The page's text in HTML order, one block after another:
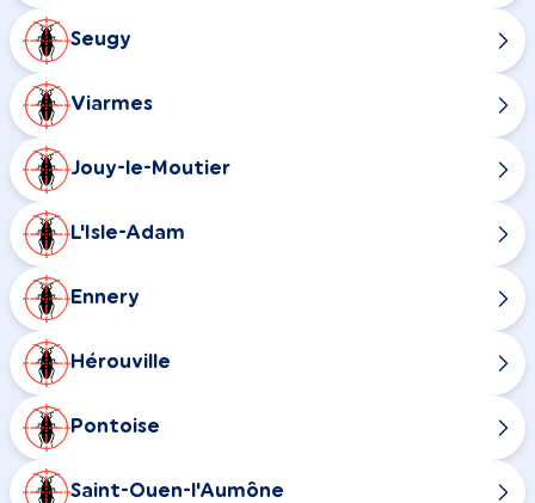
Seugy
Viarmes
Jouy-le-Moutier
L'Isle-Adam
Ennery
Hérouville
Pontoise
Saint-Ouen-l'Aumône